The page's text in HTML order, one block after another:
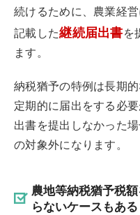
続けるために、農業経
記載した継続届出書を
ます。
納税猶予の特例は長期的
定期的に届出をする必
出書を提出しなかった
の対象外になります。
農地等納税猶予税
らないケースもある